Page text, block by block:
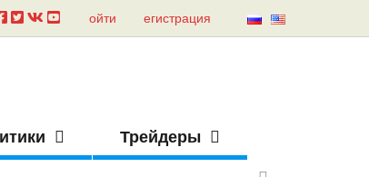
ойти егистрация
Трейдеры